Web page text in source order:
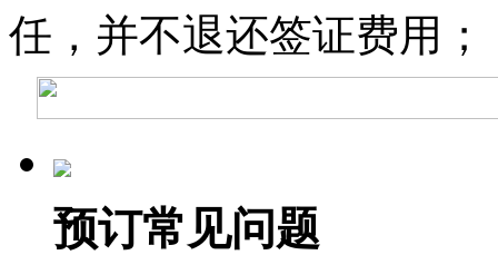
任，并不退还签证费用；
预订常见问题